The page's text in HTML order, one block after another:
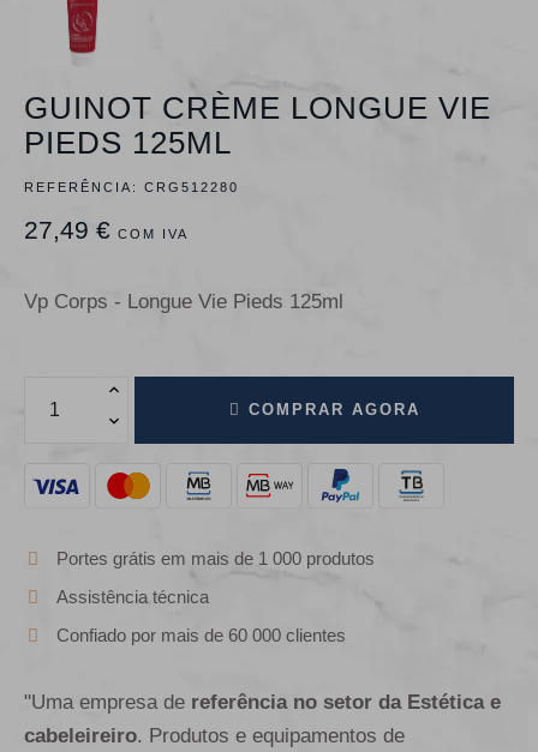
GUINOT CRÈME LONGUE VIE
PIEDS 125ML
REFERÊNCIA: CRG512280
27,49 € COM IVA
Vp Corps - Longue Vie Pieds 125ml
COMPRAR AGORA
Portes grátis em mais de 1 000 produtos
Assistência técnica
Confiado por mais de 60 000 clientes
"Uma empresa de referência no setor da Estética e
cabeleireiro. Produtos e equipamentos de